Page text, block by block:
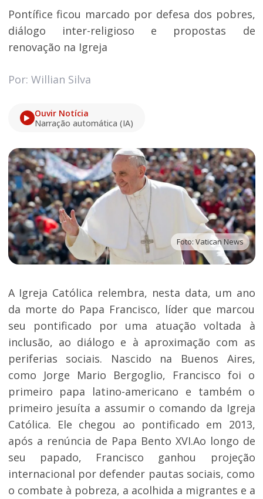
Pontífice ficou marcado por defesa dos pobres,
diálogo inter-religioso e propostas de
renovação na Igreja
Por: Willian Silva
Ouvir Notícia
Narração automática (IA)
Foto: Vatican News
A Igreja Católica relembra, nesta data, um ano
da morte do Papa Francisco, líder que marcou
seu pontificado por uma atuação voltada à
inclusão, ao diálogo e à aproximação com as
periferias sociais. Nascido na Buenos Aires,
como Jorge Mario Bergoglio, Francisco foi o
primeiro papa latino-americano e também o
primeiro jesuíta a assumir o comando da Igreja
Católica. Ele chegou ao pontificado em 2013,
após a renúncia de Papa Bento XVI.Ao longo de
seu papado, Francisco ganhou projeção
internacional por defender pautas sociais, como
o combate à pobreza, a acolhida a migrantes e a